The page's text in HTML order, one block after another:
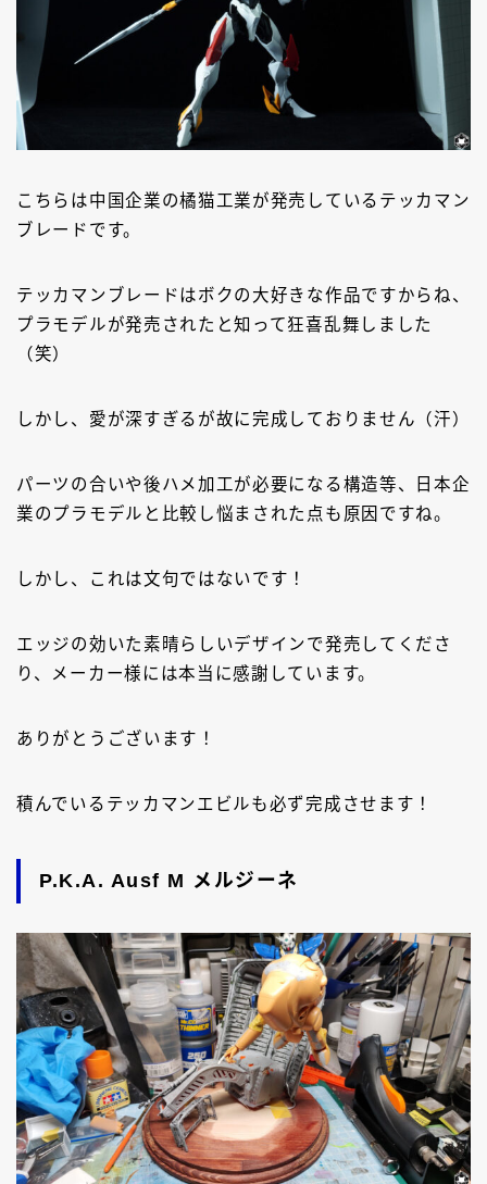
Follow Me
こちらは中国企業の橘猫工業が発売しているテッカマン
ブレードです。
テッカマンブレードはボクの大好きな作品ですからね、
プラモデルが発売されたと知って狂喜乱舞しました
（笑）
しかし、愛が深すぎるが故に完成しておりません（汗）
パーツの合いや後ハメ加工が必要になる構造等、日本企
業のプラモデルと比較し悩まされた点も原因ですね。
しかし、これは文句ではないです！
エッジの効いた素晴らしいデザインで発売してくださ
り、メーカー様には本当に感謝しています。
ありがとうございます！
積んでいるテッカマンエビルも必ず完成させます！
P.K.A. Ausf M メルジーネ